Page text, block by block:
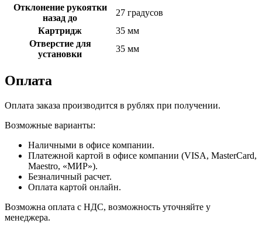
Отклонение рукоятки
назад до
27 градусов
Картридж
35 мм
Отверстие для
установки
35 мм
Оплата
Оплата заказа производится в рублях при получении.
Возможные варианты:
Наличными в офисе компании.
Платежной картой в офисе компании (VISA, MasterCard,
Maestro, «МИР»).
Безналичный расчет.
Оплата картой онлайн.
Возможна оплата с НДС, возможность уточняйте у
менеджера.